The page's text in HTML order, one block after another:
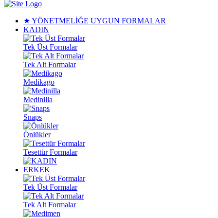
★ YÖNETMELİĞE UYGUN FORMALAR
KADIN
Tek Üst Formalar
Tek Alt Formalar
Medikago
Medinilla
Snaps
Önlükler
Tesettür Formalar
ERKEK
Tek Üst Formalar
Tek Alt Formalar